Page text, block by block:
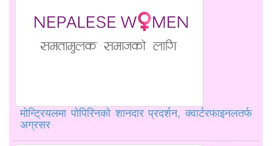
मोन्ट्रियलमा पोपिरिनको शानदार प्रदर्शन, क्वार्टरफाइनलतर्फ
अग्रसर